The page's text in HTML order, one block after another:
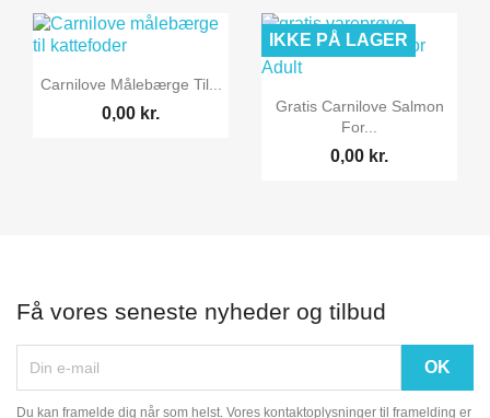
 Vis her
Carnilove Målebærge Til...
0,00 kr.  Vis her
Gratis Carnilove Salmon
For...
0,00 kr.
IKKE PÅ LAGER
Få vores seneste nyheder og tilbud
Du kan framelde dig når som helst. Vores kontaktoplysninger til framelding er